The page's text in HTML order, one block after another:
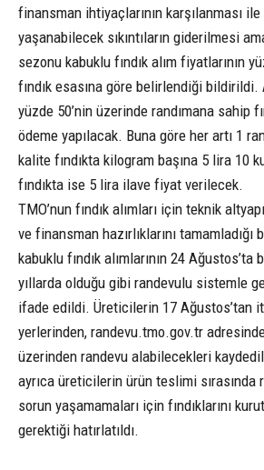
finansman ihtiyaçlarının karşılanması
yaşanabilecek sıkıntıların giderilmesi
sezonu kabuklu fındık alım fiyatlarının
fındık esasına göre belirlendiği bildirildi.
yüzde 50’nin üzerinde randımana sahip
ödeme yapılacak. Buna göre her artı 1
kalite fındıkta kilogram başına 5 lira 10
fındıkta ise 5 lira ilave fiyat verilecek.
TMO’nun fındık alımları için teknik
ve finansman hazırlıklarını
kabuklu fındık alımlarının 24
yıllarda olduğu gibi randevulu sistemle
ifade edildi. Üreticilerin 17 Ağustos’tan
yerlerinden, randevu.tmo.gov.tr
üzerinden randevu alabilecekleri
ayrıca üreticilerin ürün teslimi sırasında
sorun yaşamamaları için fındıklarını
gerektiği hatırlatıldı.